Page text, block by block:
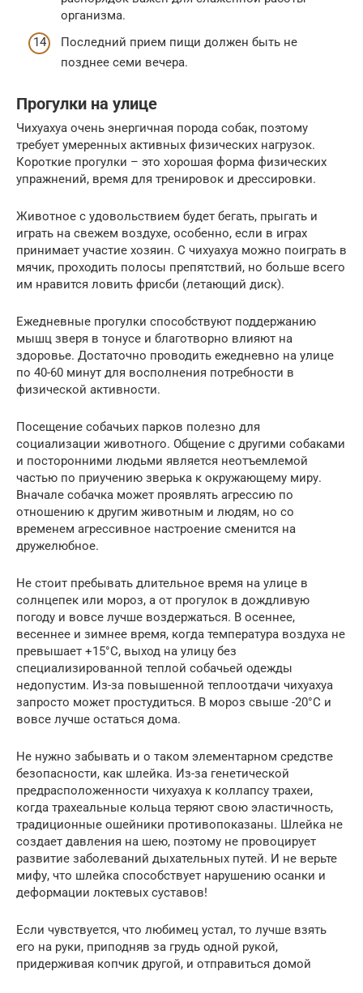
организма.
Последний прием пищи должен быть не
позднее семи вечера.
Прогулки на улице
Чихуахуа очень энергичная порода собак, поэтому
требует умеренных активных физических нагрузок.
Короткие прогулки – это хорошая форма физических
упражнений, время для тренировок и дрессировки.
Животное с удовольствием будет бегать, прыгать и
играть на свежем воздухе, особенно, если в играх
принимает участие хозяин. С чихуахуа можно поиграть в
мячик, проходить полосы препятствий, но больше всего
им нравится ловить фрисби (летающий диск).
Ежедневные прогулки способствуют поддержанию
мышц зверя в тонусе и благотворно влияют на
здоровье. Достаточно проводить ежедневно на улице
по 40-60 минут для восполнения потребности в
физической активности.
Посещение собачьих парков полезно для
социализации животного. Общение с другими собаками
и посторонними людьми является неотъемлемой
частью по приучению зверька к окружающему миру.
Вначале собачка может проявлять агрессию по
отношению к другим животным и людям, но со
временем агрессивное настроение сменится на
дружелюбное.
Не стоит пребывать длительное время на улице в
солнцепек или мороз, а от прогулок в дождливую
погоду и вовсе лучше воздержаться. В осеннее,
весеннее и зимнее время, когда температура воздуха не
превышает +15°С, выход на улицу без
специализированной теплой собачьей одежды
недопустим. Из-за повышенной теплоотдачи чихуахуа
запросто может простудиться. В мороз свыше -20°С и
вовсе лучше остаться дома.
Не нужно забывать и о таком элементарном средстве
безопасности, как шлейка. Из-за генетической
предрасположенности чихуахуа к коллапсу трахеи,
когда трахеальные кольца теряют свою эластичность,
традиционные ошейники противопоказаны. Шлейка не
создает давления на шею, поэтому не провоцирует
развитие заболеваний дыхательных путей. И не верьте
мифу, что шлейка способствует нарушению осанки и
деформации локтевых суставов!
Если чувствуется, что любимец устал, то лучше взять
его на руки, приподняв за грудь одной рукой,
придерживая копчик другой, и отправиться домой